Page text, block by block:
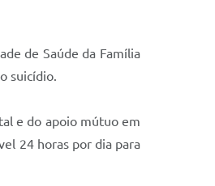
de Saúde da Família
suicídio.
e do apoio mútuo em
24 horas por dia para